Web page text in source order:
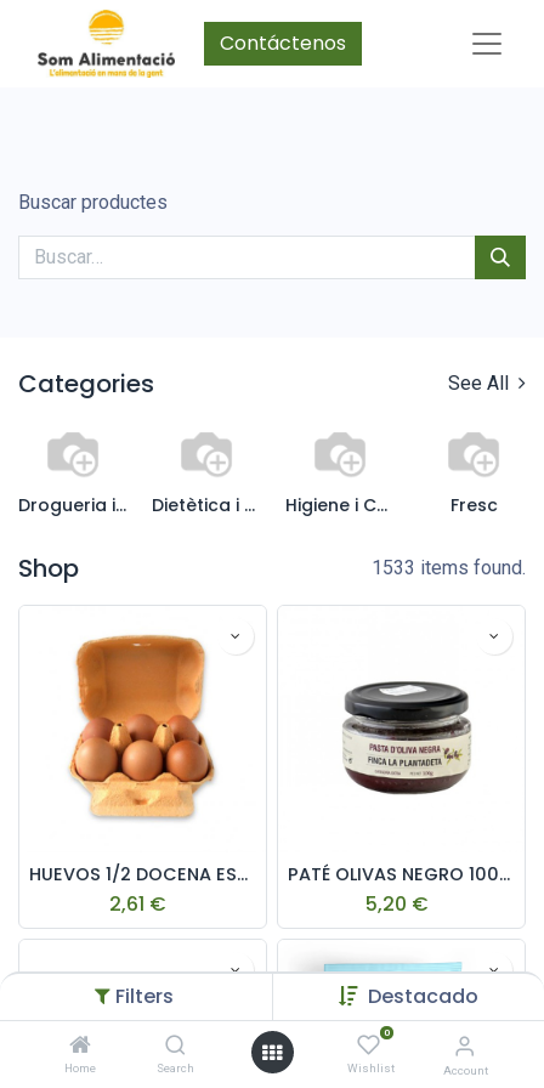
Filters Destacado
Home Search
0
Wishlist Account
Contáctenos
Buscar productes
Categories See All
Drogueria i Llar Dietètica i Suplements Higiene i Cosmètica Fresc
Shop 1533 items found.
HUEVOS 1/2 DOCENA ESTUCHADO
2,61 €
PATÉ OLIVAS NEGRO 100g VEGETALIA
5,20 €